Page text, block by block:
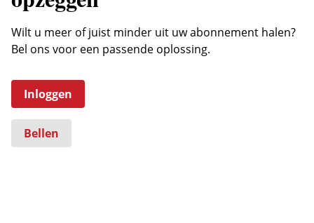
Wilt u meer of juist minder uit uw abonnement halen?
Bel ons voor een passende oplossing.
Inloggen
Bellen